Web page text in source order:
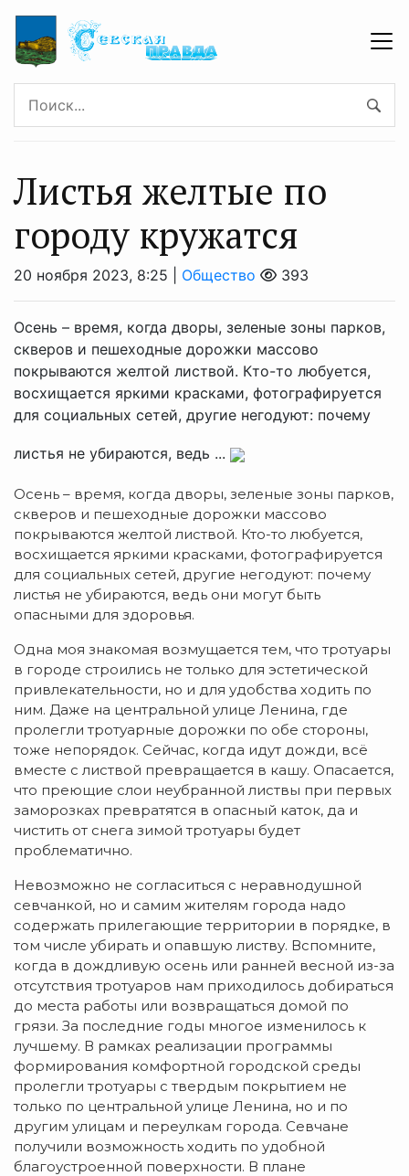
Листья желтые по
городу кружатся
20 ноября 2023, 8:25 | Общество 393
Осень – время, когда дворы, зеленые зоны парков,
скверов и пешеходные дорожки массово
покрываются желтой листвой. Кто-то любуется,
восхищается яркими красками, фотографируется
для социальных сетей, другие негодуют: почему
листья не убираются, ведь ...
Осень – время, когда дворы, зеленые зоны парков,
скверов и пешеходные дорожки массово
покрываются желтой листвой. Кто-то любуется,
восхищается яркими красками, фотографируется
для социальных сетей, другие негодуют: почему
листья не убираются, ведь они могут быть
опасными для здоровья.
Одна моя знакомая возмущается тем, что тротуары
в городе строились не только для эстетической
привлекательности, но и для удобства ходить по
ним. Даже на центральной улице Ленина, где
пролегли тротуарные дорожки по обе стороны,
тоже непорядок. Сейчас, когда идут дожди, всё
вместе с листвой превращается в кашу. Опасается,
что преющие слои неубранной листвы при первых
заморозках превратятся в опасный каток, да и
чистить от снега зимой тротуары будет
проблематично.
Невозможно не согласиться с неравнодушной
севчанкой, но и самим жителям города надо
содержать прилегающие территории в порядке, в
том числе убирать и опавшую листву. Вспомните,
когда в дождливую осень или ранней весной из-за
отсутствия тротуаров нам приходилось добираться
до места работы или возвращаться домой по
грязи. За последние годы многое изменилось к
лучшему. В рамках реализации программы
формирования комфортной городской среды
пролегли тротуары с твердым покрытием не
только по центральной улице Ленина, но и по
другим улицам и переулкам города. Севчане
получили возможность ходить по удобной
благоустроенной поверхности. В плане